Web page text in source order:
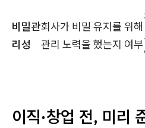
비밀관
리성
회사가 비밀 유지를 위해
관리 노력을 했는지 여부
이직·창업 전, 미리